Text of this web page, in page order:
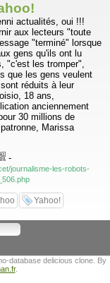
actualités, oui !!!
aux lecteurs "toute
"terminé" lorsque
gens qu'ils ont lu
"c'est les tromper",
que les gens veulent
réduits à leur
18 ans,
anciennement
30 millions de
Marissa
-
journalisme-les-robots-
Yahoo!
database delicious clone. By
.